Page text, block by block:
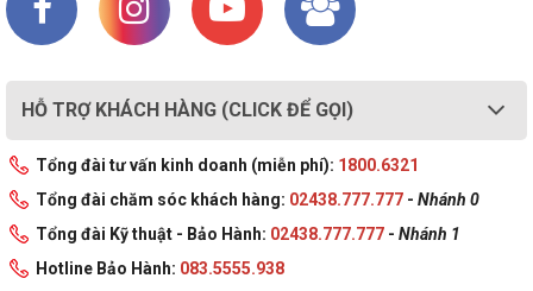
HỖ TRỢ KHÁCH HÀNG (CLICK ĐỂ GỌI)
Tổng đài tư vấn kinh doanh (miễn phí): 1800.6321
Tổng đài chăm sóc khách hàng: 02438.777.777 - Nhánh 0
Tổng đài Kỹ thuật - Bảo Hành: 02438.777.777 - Nhánh 1
Hotline Bảo Hành: 083.5555.938